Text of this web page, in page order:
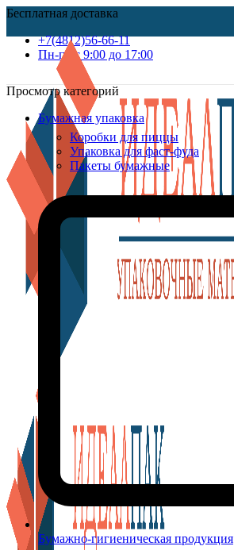
Бесплатная доставка
+7(4812)56-66-11
Пн-пт c 9:00 до 17:00
Просмотр категорий
Бумажная упаковка
Коробки для пиццы
Упаковка для фаст-фуда
Пакеты бумажные
Бумажно-гигиеническая продукция